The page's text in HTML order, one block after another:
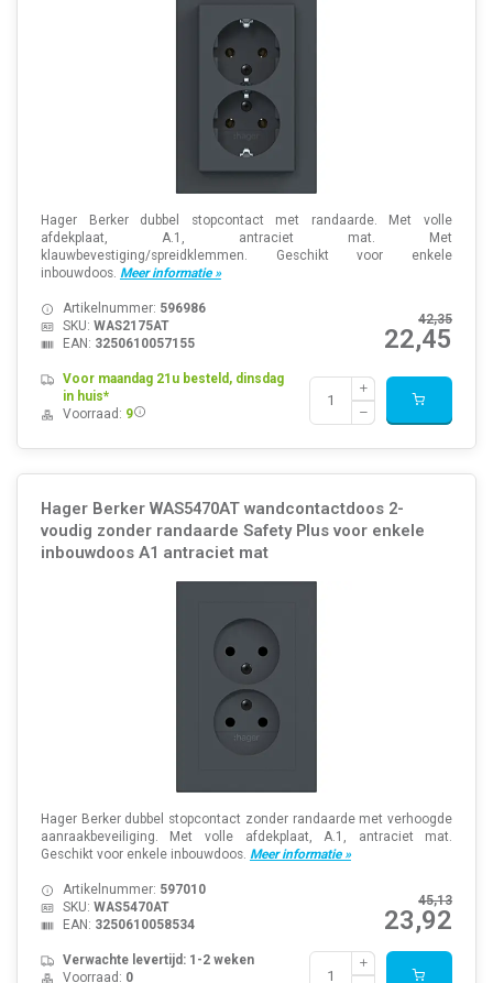
Hager Berker dubbel stopcontact met randaarde. Met volle
afdekplaat, A.1, antraciet mat. Met
klauwbevestiging/spreidklemmen. Geschikt voor enkele
inbouwdoos. Meer informatie »
42,35
22,45
Artikelnummer: 596986
SKU: WAS2175AT
EAN: 3250610057155
Voor maandag 21u besteld, dinsdag
in huis*
Voorraad: 9
Hager Berker WAS5470AT wandcontactdoos 2-
voudig zonder randaarde Safety Plus voor enkele
inbouwdoos A1 antraciet mat
Hager Berker dubbel stopcontact zonder randaarde met verhoogde
aanraakbeveiliging. Met volle afdekplaat, A.1, antraciet mat.
Geschikt voor enkele inbouwdoos. Meer informatie »
45,13
23,92
Artikelnummer: 597010
SKU: WAS5470AT
EAN: 3250610058534
Verwachte levertijd: 1-2 weken
Voorraad: 0